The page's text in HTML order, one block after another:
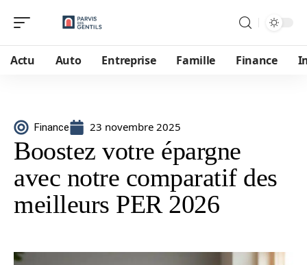
Actu Auto Entreprise Famille Finance
Finance 23 novembre 2025
Boostez votre épargne
avec notre comparatif des
meilleurs PER 2026